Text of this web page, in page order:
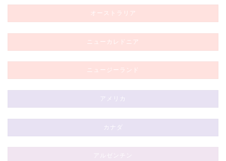
オーストラリア
ニューカレドニア
ニュージーランド
アメリカ
カナダ
アルゼンチン